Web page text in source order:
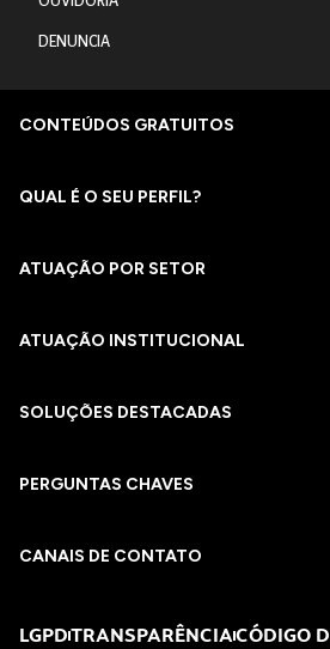
DENUNCIA
CONTEÚDOS GRATUITOS
QUAL É O SEU PERFIL?
ATUAÇÃO POR SETOR
ATUAÇÃO INSTITUCIONAL
SOLUÇÕES DESTACADAS
PERGUNTAS CHAVES​
CANAIS DE CONTATO
LGPDTRANSPARÊNCIACÓDIGO